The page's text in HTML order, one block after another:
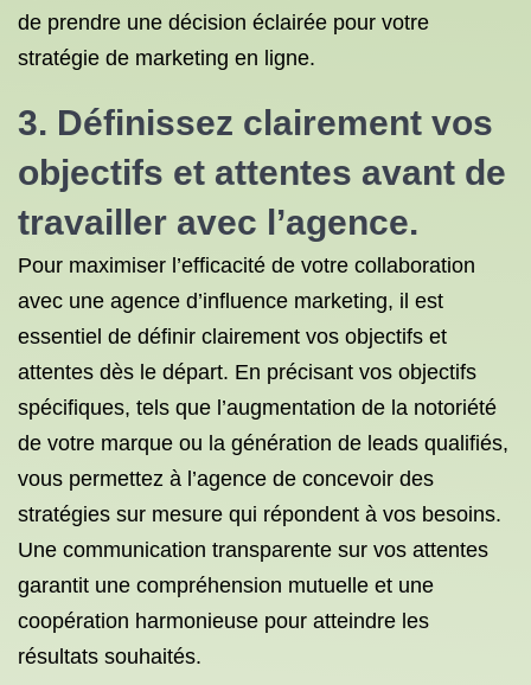
de prendre une décision éclairée pour votre
stratégie de marketing en ligne.
3. Définissez clairement vos
objectifs et attentes avant de
travailler avec l’agence.
Pour maximiser l’efficacité de votre collaboration
avec une agence d’influence marketing, il est
essentiel de définir clairement vos objectifs et
attentes dès le départ. En précisant vos objectifs
spécifiques, tels que l’augmentation de la notoriété
de votre marque ou la génération de leads qualifiés,
vous permettez à l’agence de concevoir des
stratégies sur mesure qui répondent à vos besoins.
Une communication transparente sur vos attentes
garantit une compréhension mutuelle et une
coopération harmonieuse pour atteindre les
résultats souhaités.